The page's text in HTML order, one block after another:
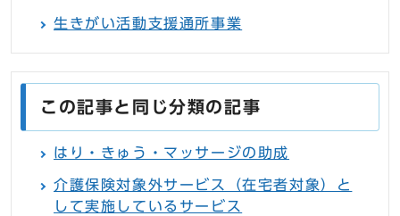
生きがい活動支援通所事業
この記事と同じ分類の記事
はり・きゅう・マッサージの助成
介護保険対象外サービス（在宅者対象）と
して実施しているサービス